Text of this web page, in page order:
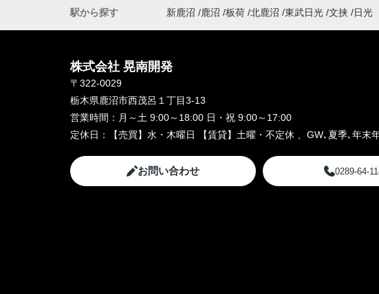
駅から探す
新鹿沼 鹿沼 板荷 北鹿沼 東武日光 文挟 日光
株式会社 晃南開発
〒322-0029
栃木県鹿沼市西茂呂１丁目3-13
営業時間： 月～土 9:00～18:00 日・祝 9:00～17:00
定休日：
【売買】水・木曜日 【賃貸】土曜・不定休 、GW､夏季､年末
お問い合わせ 0289-64-